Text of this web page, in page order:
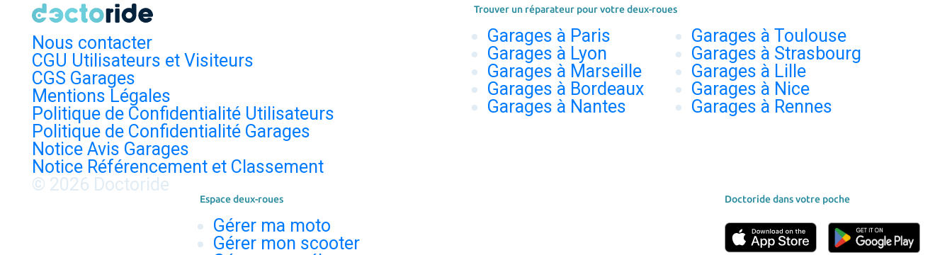
Nous contacter
CGU Utilisateurs et Visiteurs
CGS Garages
Mentions Légales
Politique de Confidentialité Utilisateurs
Politique de Confidentialité Garages
Notice Avis Garages
Notice Référencement et Classement
© 2026 Doctoride
Trouver un réparateur pour votre deux-roues
Garages à Paris
Garages à Lyon
Garages à Marseille
Garages à Bordeaux
Garages à Nantes
Garages à Toulouse
Garages à Strasbourg
Garages à Lille
Garages à Nice
Garages à Rennes
Espace deux-roues
Gérer ma moto
Gérer mon scooter
Doctoride dans votre poche